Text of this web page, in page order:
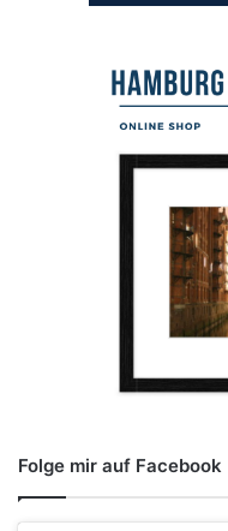
Folge mir auf Facebook